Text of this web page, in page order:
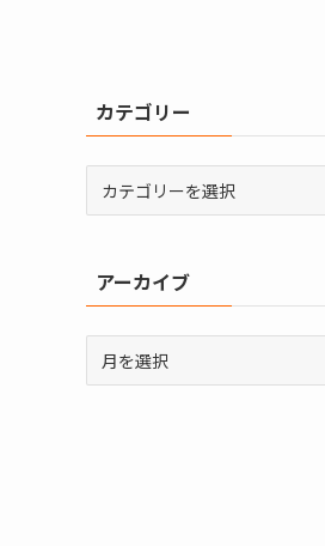
カテゴリー
ーアーカイブ